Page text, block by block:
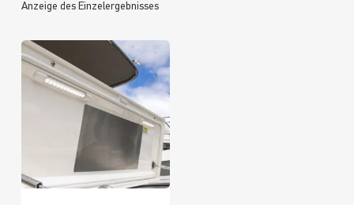
Anzeige des Einzelergebnisses